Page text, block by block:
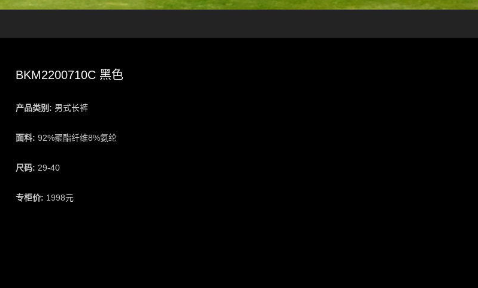
BKM2200710C 黑色
产品类别: 男式长裤
面料: 92%聚酯纤维8%氨纶
尺码: 29-40
专柜价: 1998元